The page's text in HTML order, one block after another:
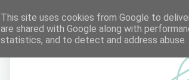
This site uses cookies from Google to
are shared with Google along with
statistics, and to detect and address abuse.